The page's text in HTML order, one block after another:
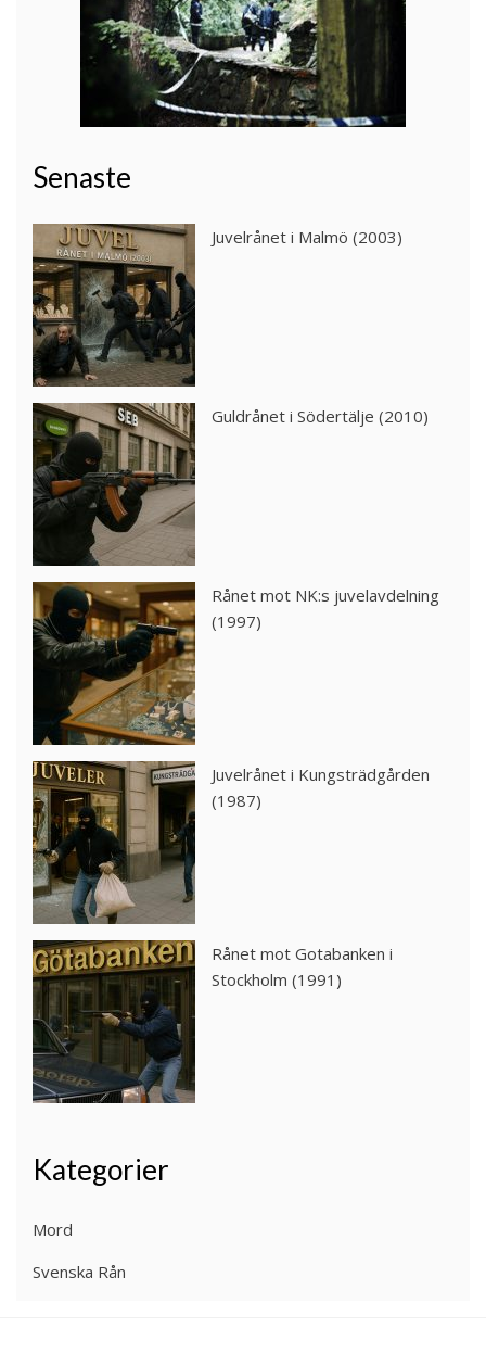
Senaste
Juvelrånet i Malmö (2003)
Guldrånet i Södertälje (2010)
Rånet mot NK:s juvelavdelning
(1997)
Juvelrånet i Kungsträdgården
(1987)
Rånet mot Gotabanken i
Stockholm (1991)
Kategorier
Mord
Svenska Rån